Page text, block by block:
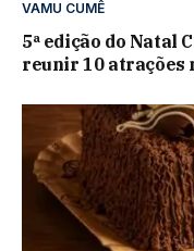
VAMU CUMÊ
5ª edição do Natal
reunir 10 atrações